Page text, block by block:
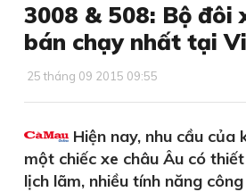
3008 & 508: Bộ đôi
bán chạy nhất tại
25 tháng 09 2015 09:55
Hiện nay, nhu cầu của
một chiếc xe châu Âu có
lịch lãm, nhiều tính năng